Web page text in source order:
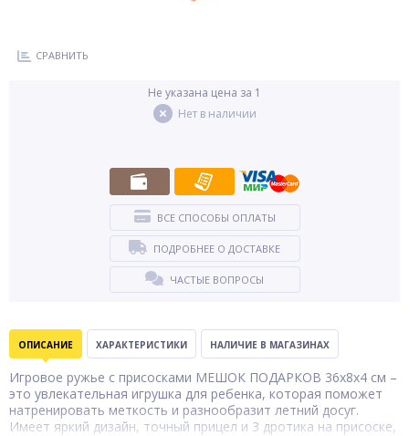
СРАВНИТЬ
Не указана цена за 1
Нет в наличии
ВСЕ СПОСОБЫ ОПЛАТЫ
ПОДРОБНЕЕ О ДОСТАВКЕ
ЧАСТЫЕ ВОПРОСЫ
ОПИСАНИЕ ХАРАКТЕРИСТИКИ НАЛИЧИЕ В МАГАЗИНАХ
Игровое ружье с присосками МЕШОК ПОДАРКОВ 36х8х4 см –
это увлекательная игрушка для ребенка, которая поможет
натренировать меткость и разнообразит летний досуг.
Имеет яркий дизайн, точный прицел и 3 дротика на присоске,